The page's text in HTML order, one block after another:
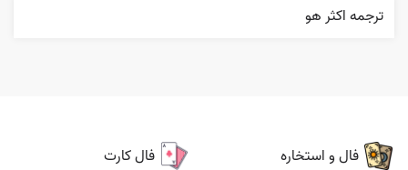
ترجمه اکثر هو
فال و استخاره فال کارت